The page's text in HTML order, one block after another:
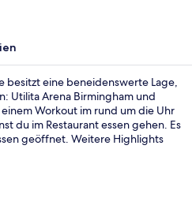
besitzt eine beneidenswerte Lage,
Utilita Arena Birmingham und
Workout im rund um die Uhr
du im Restaurant essen gehen. Es
geöffnet. Weitere Highlights
Lage. Die öffentlichen
Fußmarsch entfernt: Zur
sind es 10 Minuten und zur
10 Minuten.